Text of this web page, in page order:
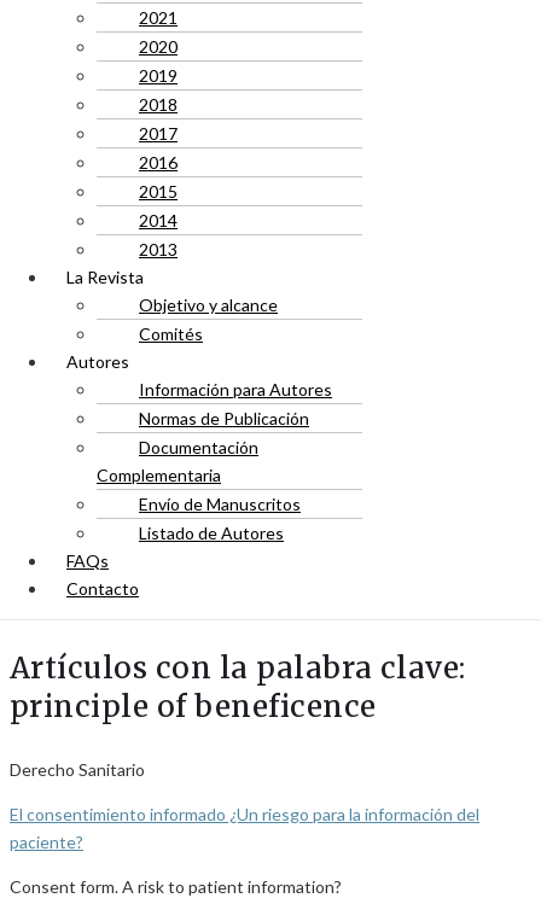
2021
2020
2019
2018
2017
2016
2015
2014
2013
La Revista
Objetivo y alcance
Comités
Autores
Información para Autores
Normas de Publicación
Documentación
Complementaria
Envío de Manuscritos
Listado de Autores
FAQs
Contacto
Artículos con la palabra clave:
principle of beneficence
Derecho Sanitario
El consentimiento informado ¿Un riesgo para la información del
paciente?
Consent form. A risk to patient information?